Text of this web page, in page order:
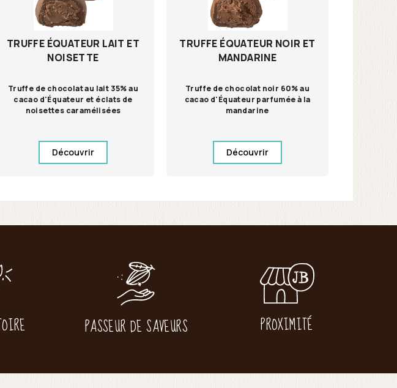
TRUFFE ÉQUATEUR LAIT ET
NOISETTE
Truffe de chocolat au lait 35% au
cacao d'Équateur et éclats de
noisettes caramélisées
Découvrir
TRUFFE ÉQUATEUR NOIR ET
MANDARINE
Truffe de chocolat noir 60% au
cacao d'Équateur parfumée à la
mandarine
Découvrir
PASSEUR DE SAVEURS PROXIMITÉ